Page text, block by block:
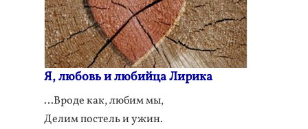
Я, любовь и любийца Лирика
…Вроде как, любим мы,
Делим постель и ужин.